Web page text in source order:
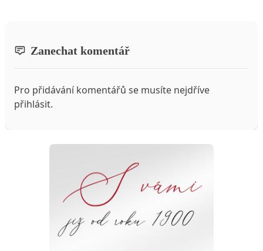
Zanechat komentář
Pro přidávání komentářů se musíte nejdříve
přihlásit.